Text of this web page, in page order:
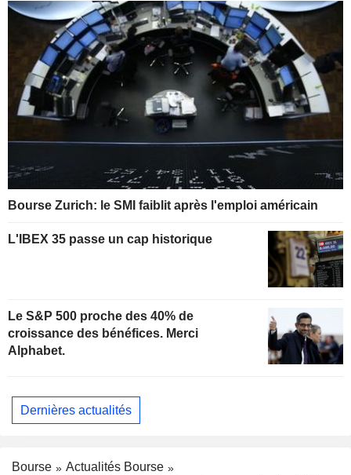
Bourse Zurich: le SMI faiblit après l'emploi américain
L'IBEX 35 passe un cap historique
Le S&P 500 proche des 40% de
croissance des bénéfices. Merci
Alphabet.
Dernières actualités
Bourse
Actualités Bourse